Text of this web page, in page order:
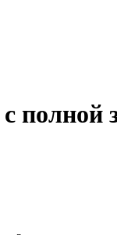
полной